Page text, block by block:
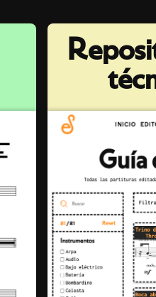
Cada
repositorio
vídeo que
extendidas
perfecta tanto
para docentes
comprensión y